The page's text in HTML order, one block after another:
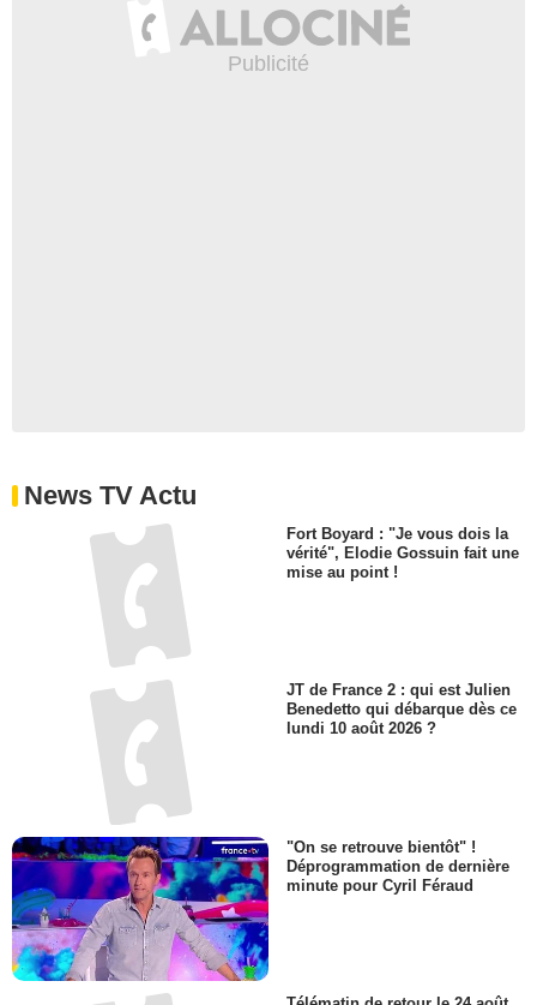
News TV Actu
Fort Boyard : "Je vous dois la
vérité", Elodie Gossuin fait une
mise au point !
JT de France 2 : qui est Julien
Benedetto qui débarque dès ce
lundi 10 août 2026 ?
"On se retrouve bientôt" !
Déprogrammation de dernière
minute pour Cyril Féraud